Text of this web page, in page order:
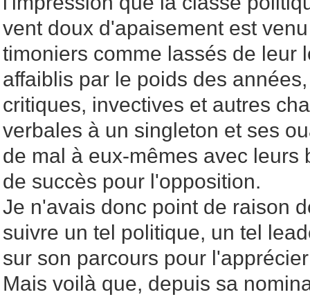
vent doux d'apaisement est
timoniers comme lassés de leur
affaiblis par le poids des
critiques, invectives et autres
verbales à un singleton et ses
de mal à eux-mêmes avec leurs
de succès pour l'opposition.
Je n'avais donc point de raison
suivre un tel politique, un tel
sur son parcours pour
Mais voilà que, depuis sa